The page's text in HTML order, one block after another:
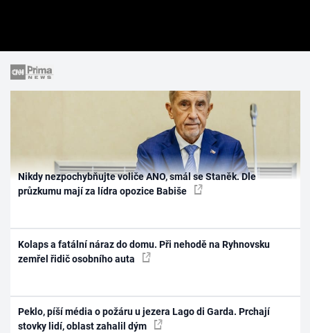
Nikdy nezpochybňujte voliče ANO, smál se Staněk. Dle
průzkumu mají za lídra opozice Babiše
Kolaps a fatální náraz do domu. Při nehodě na Ryhnovsku
zemřel řidič osobního auta
Peklo, píší média o požáru u jezera Lago di Garda. Prchají
stovky lidí, oblast zahalil dým